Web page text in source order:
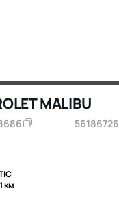
MALIBU
56186726
км